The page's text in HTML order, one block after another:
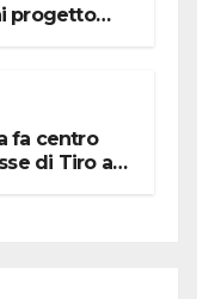
progetto
fa centro
di Tiro a